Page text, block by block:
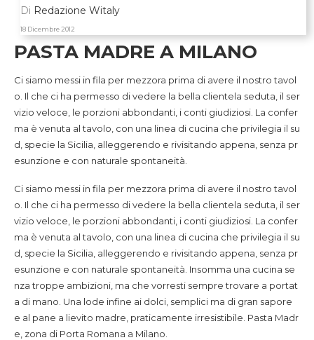
Di Redazione Witaly
18 Dicembre 2012
PASTA MADRE A MILANO
Ci siamo messi in fila per mezzora prima di avere il nostro tavol
o. Il che ci ha permesso di vedere la bella clientela seduta, il ser
vizio veloce, le porzioni abbondanti, i conti giudiziosi. La confer
ma è venuta al tavolo, con una linea di cucina che privilegia il su
d, specie la Sicilia, alleggerendo e rivisitando appena, senza pr
esunzione e con naturale spontaneità.
Ci siamo messi in fila per mezzora prima di avere il nostro tavol
o. Il che ci ha permesso di vedere la bella clientela seduta, il ser
vizio veloce, le porzioni abbondanti, i conti giudiziosi. La confer
ma è venuta al tavolo, con una linea di cucina che privilegia il su
d, specie la Sicilia, alleggerendo e rivisitando appena, senza pr
esunzione e con naturale spontaneità. Insomma una cucina se
nza troppe ambizioni, ma che vorresti sempre trovare a portat
a di mano. Una lode infine ai dolci, semplici ma di gran sapore
e al pane a lievito madre, praticamente irresistibile. Pasta Madr
e, zona di Porta Romana a Milano.